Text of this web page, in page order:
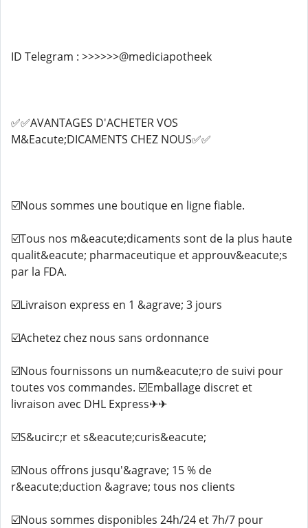
ID Telegram : >>>>>>@mediciapotheek
✅✅AVANTAGES D'ACHETER VOS
M&Eacute;DICAMENTS CHEZ NOUS✅✅
☑️Nous sommes une boutique en ligne fiable.
☑️Tous nos m&eacute;dicaments sont de la plus haute
qualit&eacute; pharmaceutique et approuv&eacute;s
par la FDA.
☑️Livraison express en 1 &agrave; 3 jours
☑️Achetez chez nous sans ordonnance
☑️Nous fournissons un num&eacute;ro de suivi pour
toutes vos commandes. ☑️Emballage discret et
livraison avec DHL Express✈✈
☑️S&ucirc;r et s&eacute;curis&eacute;
☑️Nous offrons jusqu'&agrave; 15 % de
r&eacute;duction &agrave; tous nos clients
☑️Nous sommes disponibles 24h/24 et 7h/7 pour